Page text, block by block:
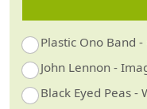
Plastic Ono Band
John Lennon -
Black Eyed Peas -